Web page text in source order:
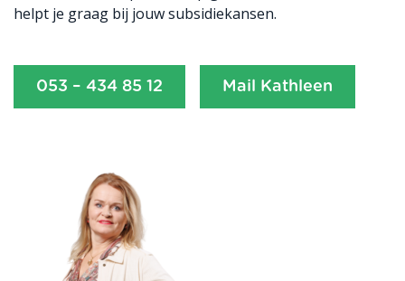
helpt je graag bij jouw subsidiekansen.
053 – 434 85 12 Mail Kathleen